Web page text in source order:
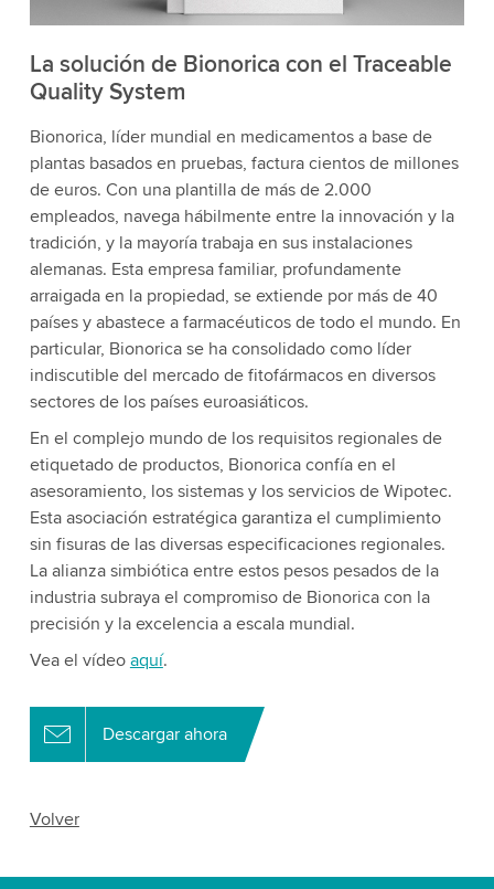
La solución de Bionorica con el Traceable
Quality System
Bionorica, líder mundial en medicamentos a base de
plantas basados en pruebas, factura cientos de millones
de euros. Con una plantilla de más de 2.000
empleados, navega hábilmente entre la innovación y la
tradición, y la mayoría trabaja en sus instalaciones
alemanas. Esta empresa familiar, profundamente
arraigada en la propiedad, se extiende por más de 40
países y abastece a farmacéuticos de todo el mundo. En
particular, Bionorica se ha consolidado como líder
indiscutible del mercado de fitofármacos en diversos
sectores de los países euroasiáticos.
En el complejo mundo de los requisitos regionales de
etiquetado de productos, Bionorica confía en el
asesoramiento, los sistemas y los servicios de Wipotec.
Esta asociación estratégica garantiza el cumplimiento
sin fisuras de las diversas especificaciones regionales.
La alianza simbiótica entre estos pesos pesados de la
industria subraya el compromiso de Bionorica con la
precisión y la excelencia a escala mundial.
Vea el vídeo aquí.
Descargar ahora
Volver